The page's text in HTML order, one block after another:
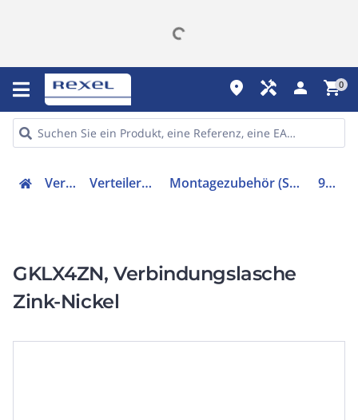
place handyman person shopping_cart0
Verteiler Verteilerzubehör Montagezubehör (Schaltschrank) 91035
GKLX4ZN, Verbindungslasche
Zink-Nickel